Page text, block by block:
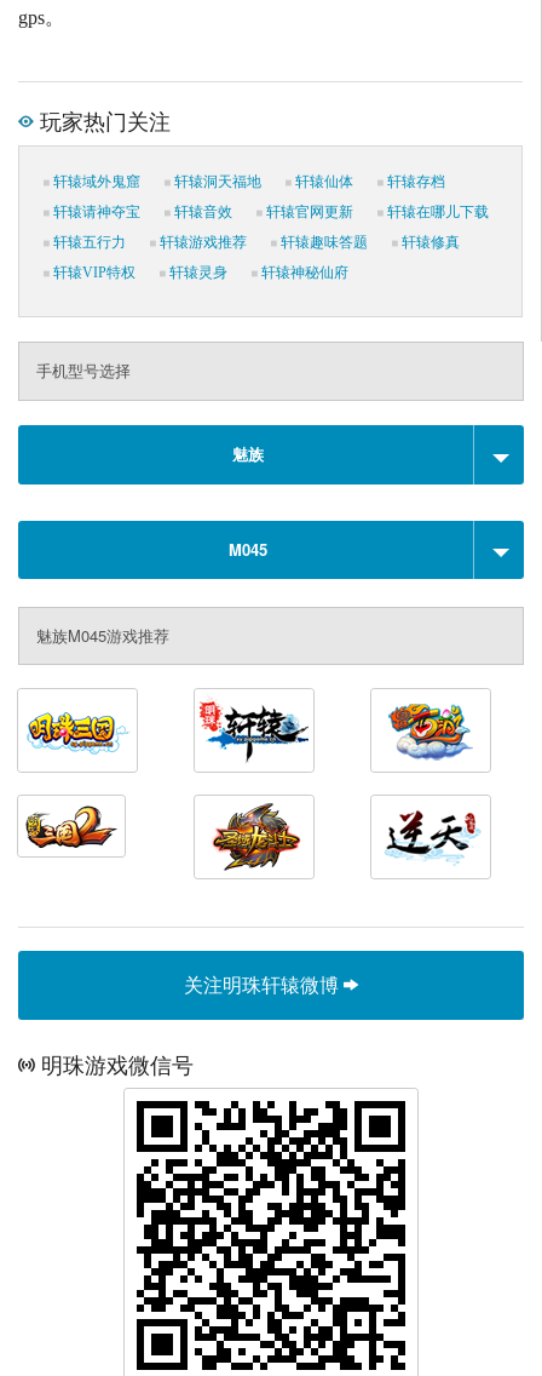
gps。
玩家热门关注
轩辕域外鬼窟 轩辕洞天福地 轩辕仙体
轩辕存档
轩辕请神夺宝
轩辕音效 轩辕官网更新
轩辕在哪儿下载
轩辕五行力
轩辕游戏推荐 轩辕趣味答题
轩辕修真
轩辕VIP特权
轩辕灵身 轩辕神秘仙府
手机型号选择
魅族
M045
魅族M045游戏推荐
关注明珠轩辕微博
明珠游戏微信号